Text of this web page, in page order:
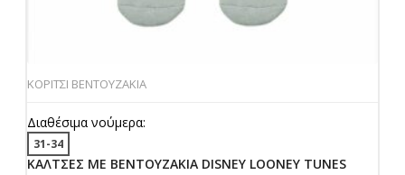
ΚΟΡΙΤΣΙ ΒΕΝΤΟΥΖΑΚΙΑ
Διαθέσιμα νούμερα:
31-34
ΚΑΛΤΣΕΣ ΜΕ ΒΕΝΤΟΥΖΑΚΙΑ DISNEY LOONEY TUNES